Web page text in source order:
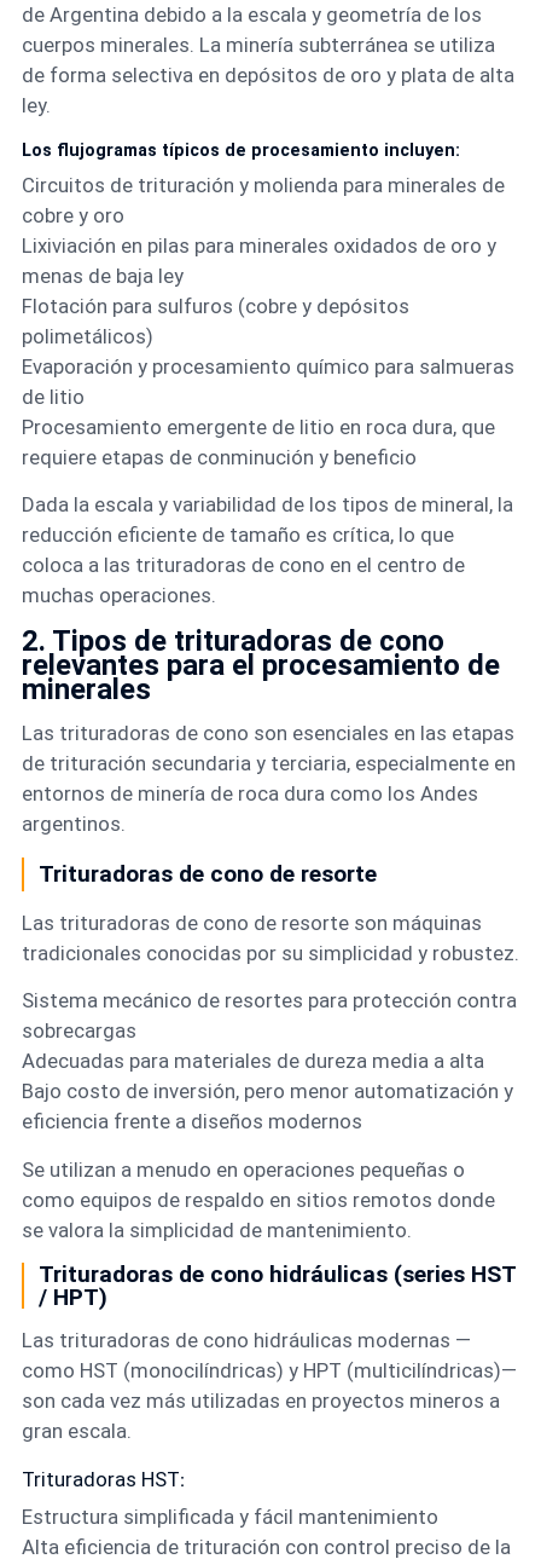
de Argentina debido a la escala y geometría de los
cuerpos minerales. La minería subterránea se utiliza
de forma selectiva en depósitos de oro y plata de alta
ley.
Los flujogramas típicos de procesamiento incluyen:
Circuitos de trituración y molienda para minerales de
cobre y oro
Lixiviación en pilas para minerales oxidados de oro y
menas de baja ley
Flotación para sulfuros (cobre y depósitos
polimetálicos)
Evaporación y procesamiento químico para salmueras
de litio
Procesamiento emergente de litio en roca dura, que
requiere etapas de conminución y beneficio
Dada la escala y variabilidad de los tipos de mineral, la
reducción eficiente de tamaño es crítica, lo que
coloca a las trituradoras de cono en el centro de
muchas operaciones.
2. Tipos de trituradoras de cono
relevantes para el procesamiento de
minerales
Las trituradoras de cono son esenciales en las etapas
de trituración secundaria y terciaria, especialmente en
entornos de minería de roca dura como los Andes
argentinos.
Trituradoras de cono de resorte
Las trituradoras de cono de resorte son máquinas
tradicionales conocidas por su simplicidad y robustez.
Sistema mecánico de resortes para protección contra
sobrecargas
Adecuadas para materiales de dureza media a alta
Bajo costo de inversión, pero menor automatización y
eficiencia frente a diseños modernos
Se utilizan a menudo en operaciones pequeñas o
como equipos de respaldo en sitios remotos donde
se valora la simplicidad de mantenimiento.
Trituradoras de cono hidráulicas (series HST
/ HPT)
Las trituradoras de cono hidráulicas modernas —
como HST (monocilíndricas) y HPT (multicilíndricas)—
son cada vez más utilizadas en proyectos mineros a
gran escala.
Trituradoras HST:
Estructura simplificada y fácil mantenimiento
Alta eficiencia de trituración con control preciso de la